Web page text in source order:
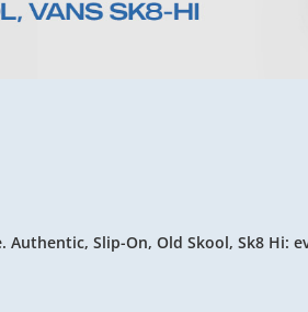
Slip-On, Old Skool, Sk8 Hi: